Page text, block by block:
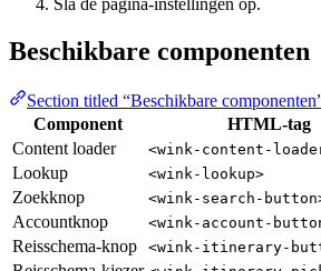
Sla de pagina-instellingen op.
Beschikbare componenten
Section titled “Beschikbare
Component
HTML-tag
Content loader
<wink-content-
Lookup
<wink-lookup>
Zoekknop
<wink-search-
Accountknop
<wink-account-
Reisschema-knop
<wink-itinerary-